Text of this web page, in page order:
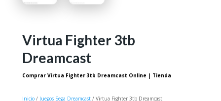
Virtua Fighter 3tb
Dreamcast
Comprar Virtua Fighter 3tb Dreamcast Online | Tienda
Inicio/ Juegos Sega Dreamcast/ Virtua Fighter 3tb Dreamcast